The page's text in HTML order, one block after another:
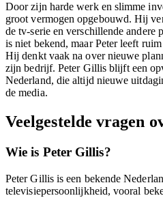
Door zijn harde werk en slimme
groot vermogen opgebouwd. Hij
de tv-serie en verschillende andere
is niet bekend, maar Peter leeft
Hij denkt vaak na over nieuwe
zijn bedrijf. Peter Gillis blijft een
Nederland, die altijd nieuwe
de media.
Veelgestelde vragen
Wie is Peter Gillis?
Peter Gillis is een bekende
televisiepersoonlijkheid, vooral